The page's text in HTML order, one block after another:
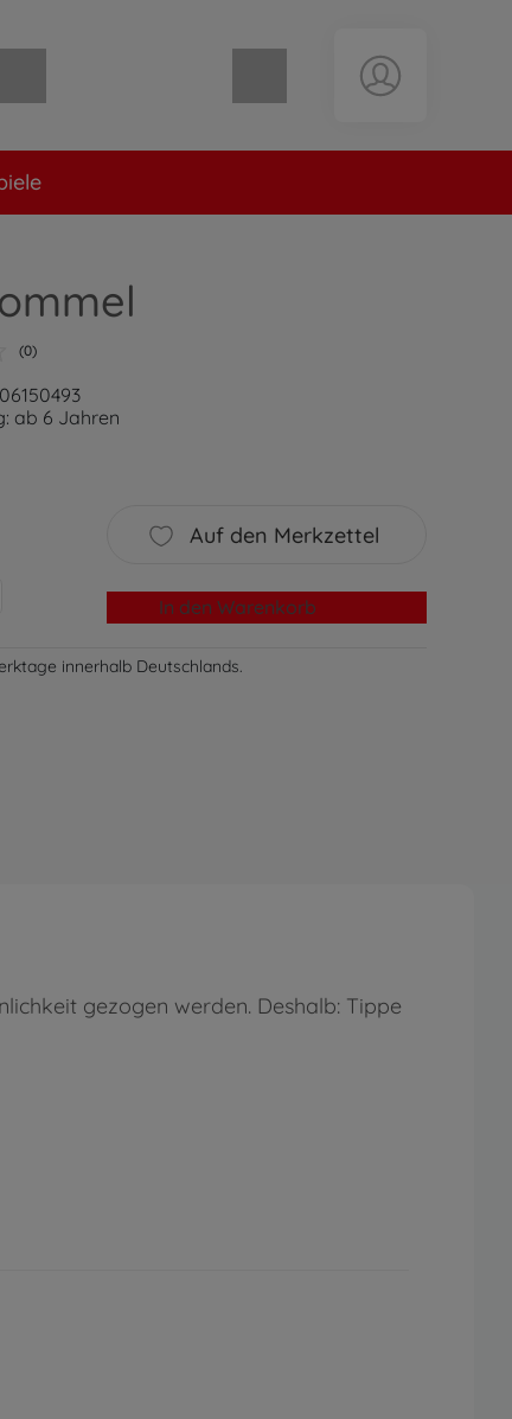
Warenkorb leer
(0)
ab 6 Jahren
Auf den Merkzettel
In den Warenkorb
innerhalb Deutschlands.
gezogen werden. Deshalb: Tippe